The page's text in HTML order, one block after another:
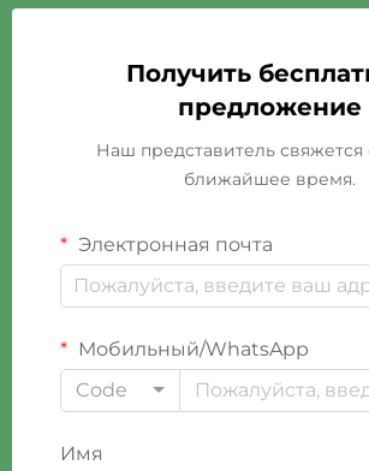
Получить
предложение
Наш представитель свяжется
ближайшее время.
Электронная почта
Мобильный/WhatsApp
Code
Имя